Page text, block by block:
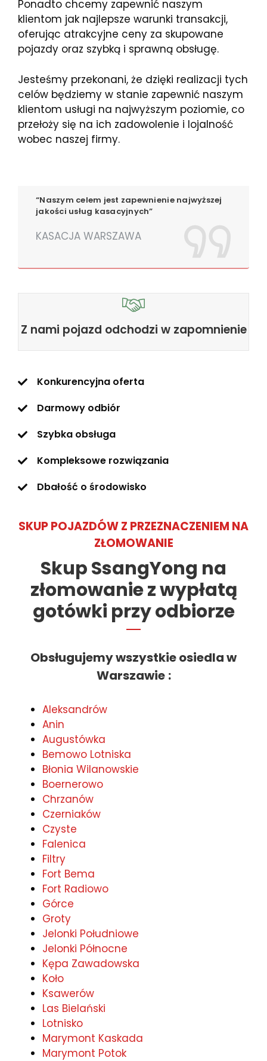
Ponadto chcemy zapewnić naszym
klientom jak najlepsze warunki transakcji,
oferując atrakcyjne ceny za skupowane
pojazdy oraz szybką i sprawną obsługę.
Jesteśmy przekonani, że dzięki realizacji tych
celów będziemy w stanie zapewnić naszym
klientom usługi na najwyższym poziomie, co
przełoży się na ich zadowolenie i lojalność
wobec naszej firmy.
“Naszym celem jest zapewnienie najwyższej
jakości usług kasacyjnych”
KASACJA WARSZAWA
Z nami pojazd odchodzi w zapomnienie
Konkurencyjna oferta
Darmowy odbiór
Szybka obsługa
Kompleksowe rozwiązania
Dbałość o środowisko
SKUP POJAZDÓW Z PRZEZNACZENIEM NA
ZŁOMOWANIE
Skup SsangYong na
złomowanie z wypłatą
gotówki przy odbiorze
Obsługujemy wszystkie osiedla w
Warszawie :
Aleksandrów
Anin
Augustówka
Bemowo Lotniska
Błonia Wilanowskie
Boernerowo
Chrzanów
Czerniaków
Czyste
Falenica
Filtry
Fort Bema
Fort Radiowo
Górce
Groty
Jelonki Południowe
Jelonki Północne
Kępa Zawadowska
Koło
Ksawerów
Las Bielański
Lotnisko
Marymont Kaskada
Marymont Potok